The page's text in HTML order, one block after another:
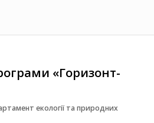
«Горизонт-
екології та природних